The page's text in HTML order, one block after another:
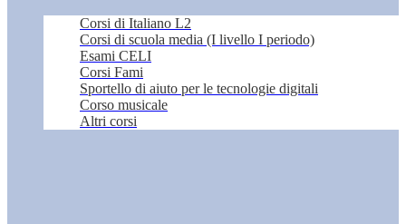
Corsi di Italiano L2
Corsi di scuola media (I livello I periodo)
Esami CELI
Corsi Fami
Sportello di aiuto per le tecnologie digitali
Corso musicale
Altri corsi